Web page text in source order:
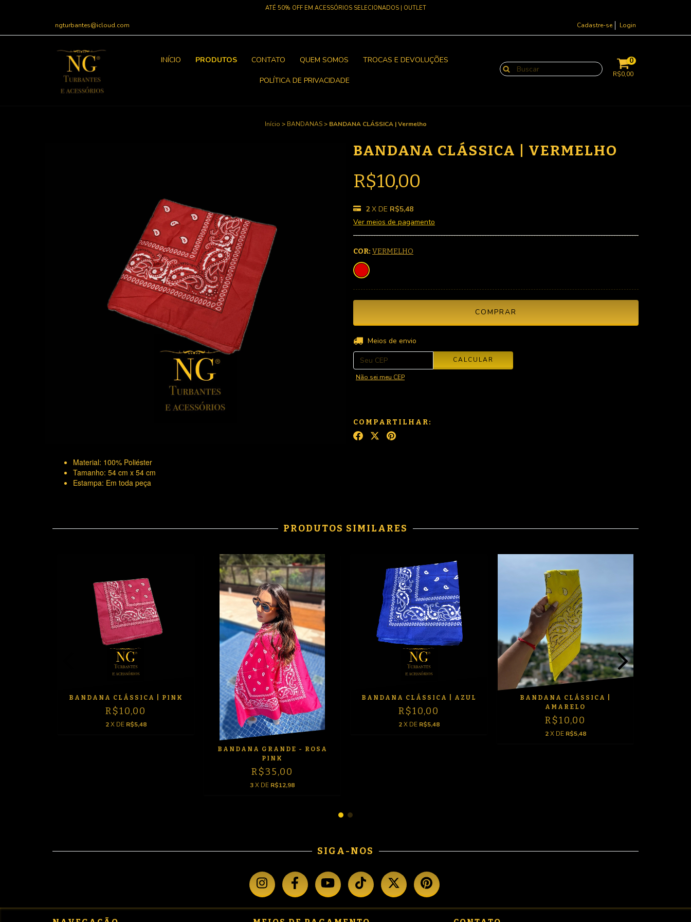
ATÉ 50% OFF EM ACESSÓRIOS SELECIONADOS | OUTLET
ngturbantes@icloud.com Cadastre-se Login
INÍCIO PRODUTOS CONTATO QUEM SOMOS TROCAS E DEVOLUÇÕES
POLÍTICA DE PRIVACIDADE
0
R$0,00
Início > BANDANAS > BANDANA CLÁSSICA | Vermelho
BANDANA CLÁSSICA | VERMELHO
R$10,00
2 X DE R$5,48
Ver meios de pagamento
COR: VERMELHO
Entregas para o CEP:
Meios de envio
CALCULAR
Não sei meu CEP
COMPARTILHAR:
Material: 100% Poliéster
Tamanho: 54 cm x 54 cm
Estampa: Em toda peça
PRODUTOS SIMILARES
BANDANA CLÁSSICA | PINK
R$10,00
2 X DE R$5,48
BANDANA GRANDE - ROSA
PINK
R$35,00
3X DE R$12,98
BANDANA CLÁSSICA | AZUL
R$10,00
2 X DE R$5,48
BANDANA CLÁSSICA |
AMARELO
R$10,00
2 X DE R$5,48
SIGA-NOS